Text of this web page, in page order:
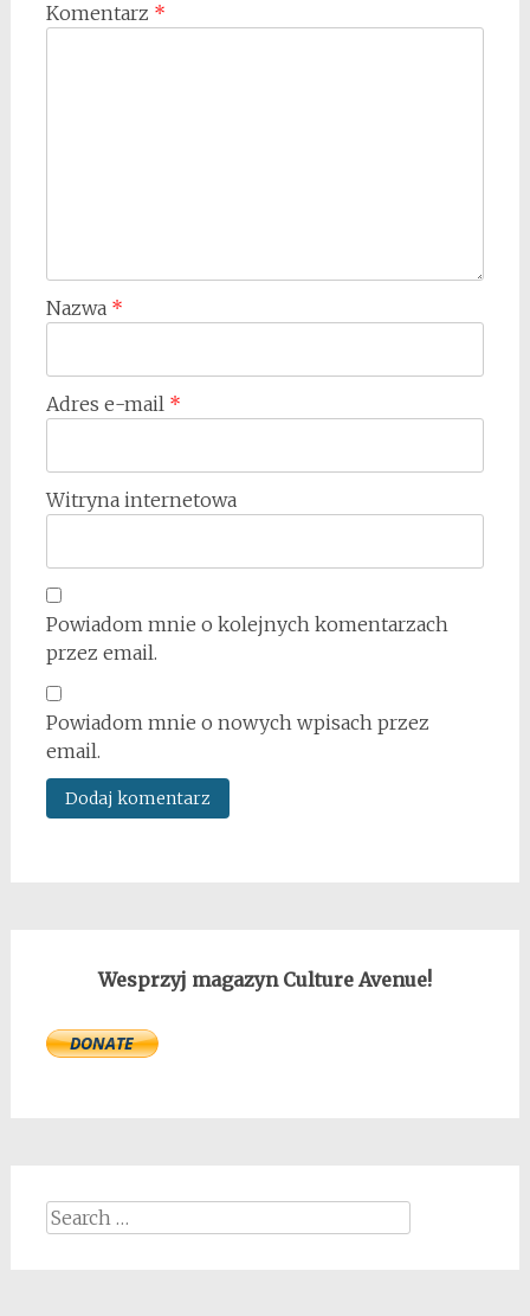
Komentarz *
Nazwa *
Adres e-mail *
Witryna internetowa
Powiadom mnie o kolejnych komentarzach
przez email.
Powiadom mnie o nowych wpisach przez
email.
Wesprzyj magazyn Culture Avenue!
Search